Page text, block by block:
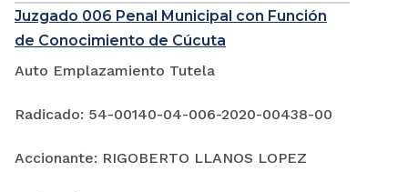
Juzgado 006 Penal Municipal con Función
de Conocimiento de Cúcuta
Auto Emplazamiento Tutela
Radicado: 54-00140-04-006-2020-00438-00
Accionante: RIGOBERTO LLANOS LOPEZ